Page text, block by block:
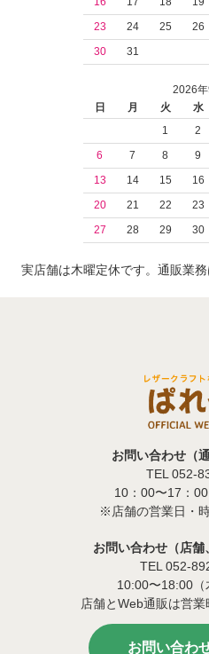
23
24 25 26
30
31
2026年
日
月 火 水
1
2
6
7 8 9
13
14 15 16
20
21 22 23
27
28 29 30
実店舗は木曜定休です。通販業務
お問い合わせ（
TEL 052-
10：00〜17：00
※店舗の営業日・
お問い合わせ（店舗
TEL 052-
10:00〜18:00（
店舗とWeb通販は営業
お問い合わ